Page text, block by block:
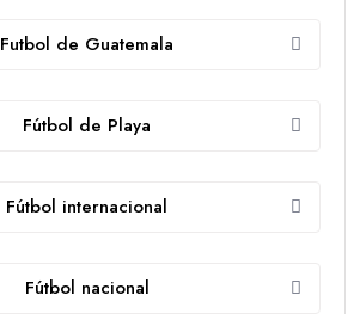
Futbol de Guatemala
Fútbol de Playa
Fútbol internacional
Fútbol nacional